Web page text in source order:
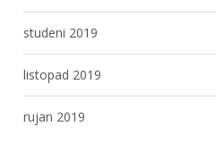
studeni 2019
listopad 2019
rujan 2019